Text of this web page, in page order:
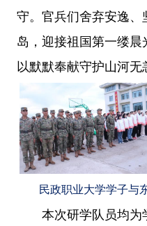
守。官兵们舍弃安逸
岛，迎接祖国第一缕晨
以默默奉献守护山河无
民政职业大学学子与
本次研学队员均为